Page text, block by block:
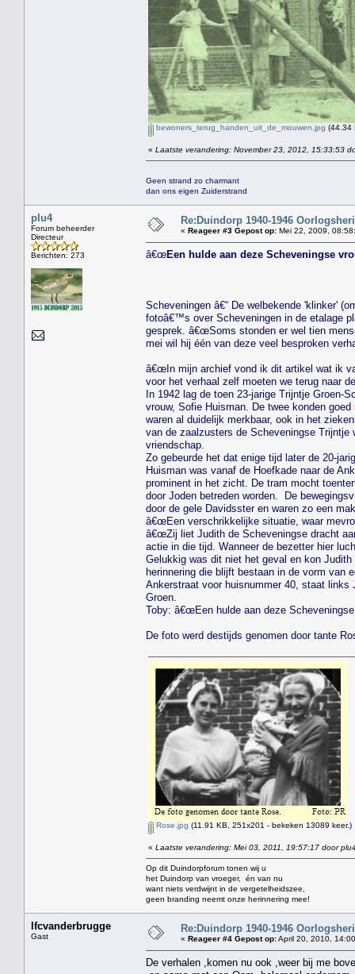
bewoners_terug_handen_uit_de_mouwen.jpg (44.34
« Laatste verandering: November 23, 2012, 15:33:53
Geen strand zo charmant
dan ons eigen Zuiderstrand
plu4
Forum beheerder
Directeur
Berichten: 273
Re:Duindorp 1940-1946
« Reageer #3 Gepost op: Mei 22, 2009,
â€œEen hulde aan deze Scheveningse
Scheveningen â€“ De welbekende 'klinker'
fotoâ€™s over Scheveningen in de etalage
gesprek. â€œSoms stonden er wel tien
mei wil hij één van deze veel besproken
â€œIn mijn archief vond ik dit artikel wat ik
voor het verhaal zelf moeten we terug naar de
In 1942 lag de toen 23-jarige Trijntje Groen-
vrouw, Sofie Huisman. De twee konden
waren al duidelijk merkbaar, ook in het
van de zaalzusters de Scheveningse
vriendschap.
Zo gebeurde het dat enige tijd later de 20-
Huisman was vanaf de Hoefkade naar de
prominent in het zicht. De tram mocht
door Joden betreden worden. De
door de gele Davidsster en waren zo een
â€œEen verschrikkelijke situatie, waar
â€œZij liet Judith de Scheveningse dracht
actie in die tijd. Wanneer de bezetter hier
Gelukkig was dit niet het geval en kon
herinnering die blijft bestaan in de vorm van
Ankerstraat voor huisnummer 40, staat links
Groen.
Toby: â€œEen hulde aan deze
De foto werd destijds genomen door tante
Rose.jpg (11.91 KB, 251x201 - bekeken 13089 keer.)
« Laatste verandering: Mei 03, 2011, 19:57:17 door
Op dit Duindorpforum tonen wij u
het Duindorp van vroeger, én van nu
want niets verdwijnt in de vergetelheidszee,
geen branding neemt onze herinnering mee!
lfcvanderbrugge
Gast
Re:Duindorp 1940-1946
« Reageer #4 Gepost op:April 20, 2010,
De verhalen ,komen nu ook ,weer bij me